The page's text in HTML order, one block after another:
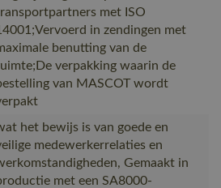
met ISO
in zendingen met
benutting van de
verpakking waarin de
van MASCOT wordt
het bewijs is van goede en
medewerkerrelaties en
Gemaakt in
met een SA8000-